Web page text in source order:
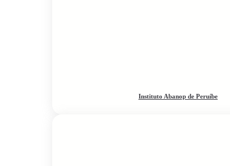
Instituto Abanop de Peruíbe